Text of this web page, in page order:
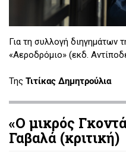
Για τη συλλογή διηγημάτων
«Αεροδρόμιο» (εκδ.
Της Τιτίκας Δημητρούλια
«Ο μικρός
Γαβαλά (κριτική)